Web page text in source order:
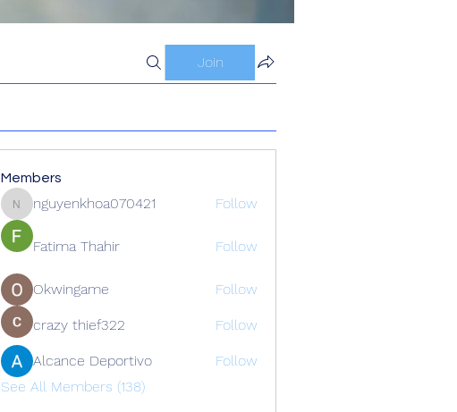
Join
Members
nguyenkhoa070421
nguyenkhoa070421 Follow
Fatima Thahir Follow
Okwingame Follow
crazy thief322 Follow
Alcance Deportivo
Follow
See All Members (138)